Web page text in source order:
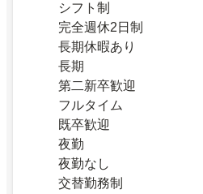
シフト制
完全週休2日制
長期休暇あり
長期
第二新卒歓迎
フルタイム
既卒歓迎
夜勤
夜勤なし
交替勤務制